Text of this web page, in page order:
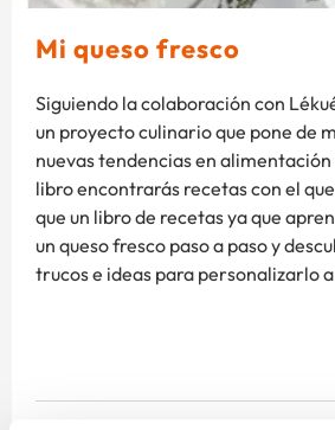
Mi queso fresco
Siguiendo la colaboración con
un proyecto culinario que pone de
nuevas tendencias en
libro encontrarás recetas con el
que un libro de recetas ya que
un queso fresco paso a paso y
trucos e ideas para personalizarlo a